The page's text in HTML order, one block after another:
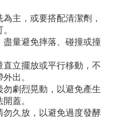
主，或要搭配清潔劑，
量避免摔落、碰撞或撞
立擺放或平行移動，不
出。
劇烈晃動，以避免產生
蓋。
久放，以避免過度發酵